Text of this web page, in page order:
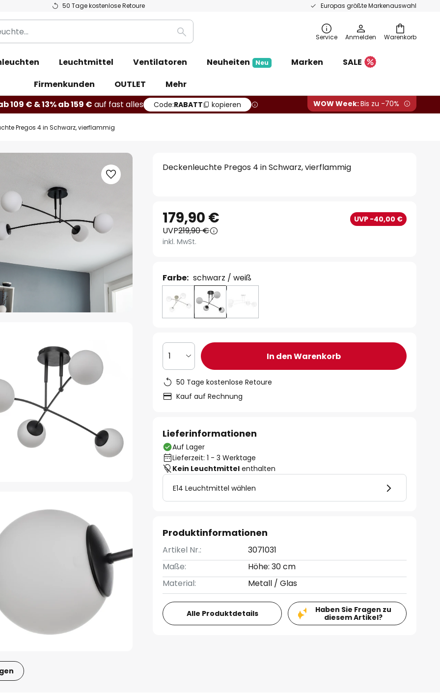
50 Tage kostenlose Retoure Europas größte Markenauswahl
Warenkorb
Suche Service Anmelden
Leuchtmittel Ventilatoren Neuheiten Neu Marken
SALE
Firmenkunden
OUTLET
Mehr
109 € & 13% ab 159 € auf fast alles Code:RABATT kopieren WOW Week:Bis zu -70%
Pregos 4 in Schwarz, vierflammig
Deckenleuchte Pregos 4 in Schwarz, vierflammig
179,90 € UVP -40,00 €
UVP219,90 €
inkl. MwSt.
Farbe: schwarz / weiß
1 In den Warenkorb
50 Tage kostenlose Retoure
Kauf auf Rechnung
Lieferinformationen
Auf Lager
Lieferzeit: 1 - 3 Werktage
Kein Leuchtmittel enthalten
E14 Leuchtmittel wählen
Produktinformationen
Artikel Nr.:
3071031
Maße:
Höhe: 30 cm
Material:
Metall / Glas
Alle Produktdetails
Haben Sie Fragen zu
diesem Artikel?